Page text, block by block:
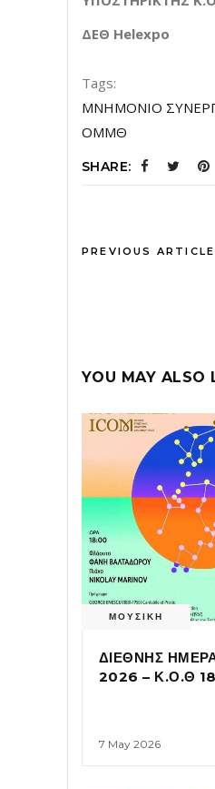
ΔΕΘ Helexpo
Tags:
ΜΝΗΜΟΝΙΟ
ΟΜΜΘ
SHARE:
PREVIOUS ARTICLE
YOU MAY ALSO
ΜΟΥΣΙΚΗ
ΔΙΕΘΝΗΣ
2026 – Κ.Ο.Θ
7 May 2026